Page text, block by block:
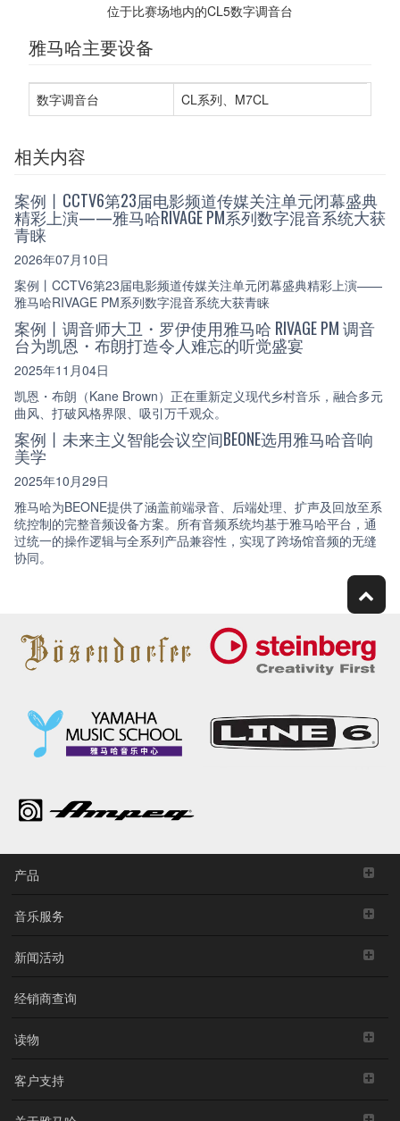
位于比赛场地内的CL5数字调音台
雅马哈主要设备
数字调音台 CL系列、M7CL
相关内容
案例丨CCTV6第23届电影频道传媒关注单元闭幕盛典
精彩上演——雅马哈RIVAGE PM系列数字混音系统大获
青睐
2026年07月10日
案例丨CCTV6第23届电影频道传媒关注单元闭幕盛典精彩上演——
雅马哈RIVAGE PM系列数字混音系统大获青睐
案例丨调音师大卫・罗伊使用雅马哈 RIVAGE PM 调音
台为凯恩・布朗打造令人难忘的听觉盛宴
2025年11月04日
凯恩・布朗（Kane Brown）正在重新定义现代乡村音乐，融合多元
曲风、打破风格界限、吸引万千观众。
案例丨未来主义智能会议空间BEONE选用雅马哈音响
美学
2025年10月29日
雅马哈为BEONE提供了涵盖前端录音、后端处理、扩声及回放至系
统控制的完整音频设备方案。所有音频系统均基于雅马哈平台，通
过统一的操作逻辑与全系列产品兼容性，实现了跨场馆音频的无缝
协同。
产品
音乐服务
新闻活动
经销商查询
读物
客户支持